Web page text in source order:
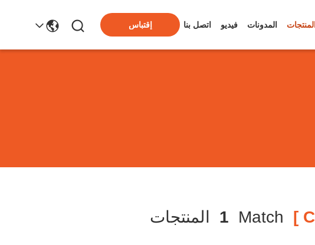
المنتجات المدونات فيديو اتصل بنا إقتباس
1 المنتجات